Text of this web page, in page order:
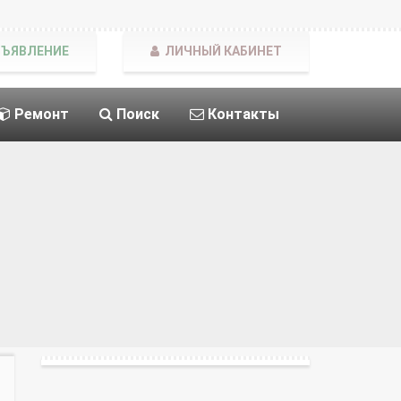
Ремонт Поиск Контакты
ЛИЧНЫЙ КАБИНЕТ